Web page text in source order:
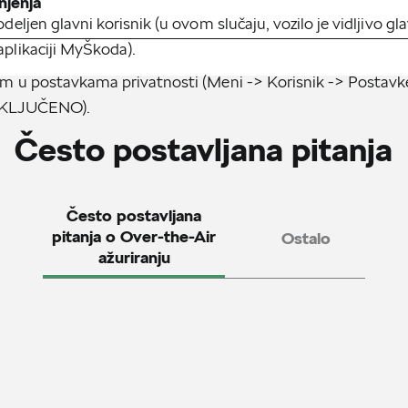
glavni korisnik (u ovom slučaju, vozilo je vidljivo
MyŠkoda).
u postavkama privatnosti (Meni -> Korisnik ->
Često postavljana pitanja
Često postavljana
pitanja o Over-the-Air
ažuriranju
Ostalo